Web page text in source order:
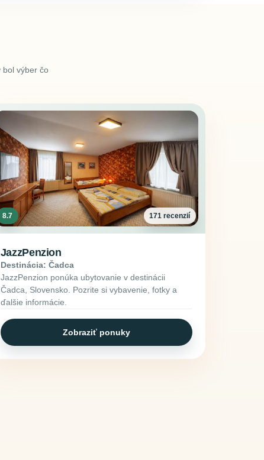
bol výber čo
8.7 171 recenzií
JazzPenzion
Destinácia: Čadca
JazzPenzion ponúka ubytovanie v destinácii
Čadca, Slovensko. Pozrite si vybavenie, fotky a
ďalšie informácie.
Zobraziť ponuky